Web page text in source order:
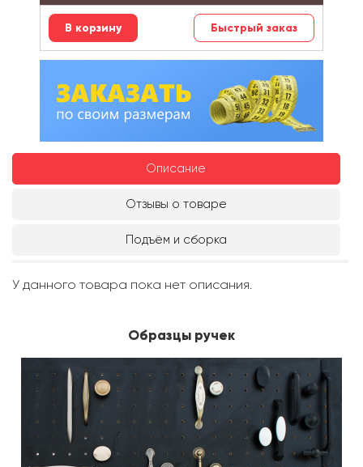
Быстрый заказ
Описание
Отзывы о товаре
Подъём и сборка
У данного товара пока нет описания.
Образцы ручек